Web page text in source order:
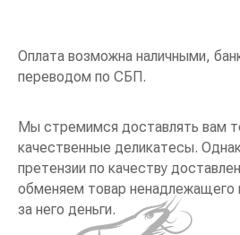
Оплата возможна наличными,
переводом по СБП.
Мы стремимся доставлять вам
качественные деликатесы.
претензии по качеству
обменяем товар ненадлежащего
за него деньги.